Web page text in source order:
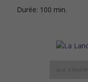
Durée: 100 min.